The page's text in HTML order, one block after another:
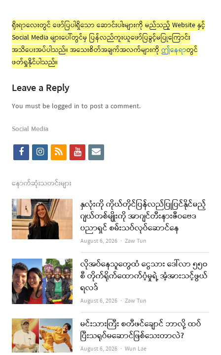
ရိုးရာလေးတွင် ဖော်ပြပါရှိသော ဆောင်းပါးများကို မည်သည့် Website နှင့်
Social Media များပေါ်တွင်မှ ပြန်လည်ကူးယူဖော်ပြခွင့်မပြုကြောင်း
အသိပေးအပ်ပါသည်။ အသေးစိတ်အချက်အလက်များကို ဤနေရာတွင်
ဖတ်ရှုနိုင်ပါသည်။
Leave a Reply
You must be logged in to post a comment.
Social Media
f
c
e
b
o
k
i
s
t
a
g
a
m
r
s
y
t
u
b
e
e
i
l
နောက်ဆုံးသတင်းများ
နှလုံးကို ကိုယ်တိုင်ပြန်လည်ပြုပြင်နိုင်မည့်
ဂျယ်တစ်မျိုးကို အာဂျင်တီးနားဇီဝဗေဒ
ပညာရှင် စမ်းသပ်လုပ်ဆောင်နေ
August 6, 2026 Author
Zaw Tun
လိုအပ်နေသူတွေထံ ငွေသား ဒေါ်လာ ၅၅၀
စီ တိုက်ရိုက်ထောက်ပံ့မှုရဲ့ အံ့အားသင့်ဖွယ်
ရလဒ်
August 6, 2026 Author
Zaw Tun
မင်းသားကြီး စတီဖင်ချောင် ဘာလို့ ထပ်
ပြီးသရုပ်မဆောင်ဖြစ်သေးတာလဲ?
August 6, 2026 Author
Wun Lae